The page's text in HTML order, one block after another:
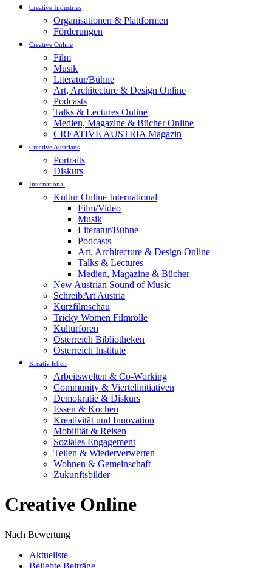
Creative Industries
Organisationen & Plattformen
Förderungen
Creative Online
Film
Musik
Literatur/Bühne
Art, Architecture & Design Online
Podcasts
Talks & Lectures Online
Medien, Magazine & Bücher Online
CREATIVE AUSTRIA Magazin
Creative Austrians
Portraits
Diskurs
International
Kultur Online International
Film/Video
Musik
Literatur/Bühne
Podcasts
Art, Architecture & Design Online
Talks & Lectures
Medien, Magazine & Bücher
New Austrian Sound of Music
SchreibArt Austria
Kurzfilmschau
Tricky Women Filmrolle
Kulturforen
Österreich Bibliotheken
Österreich Institute
Kreativ leben
Arbeitswelten & Co-Working
Community & Viertelinitiativen
Demokratie & Diskurs
Essen & Kochen
Kreativität und Innovation
Mobilität & Reisen
Soziales Engagement
Teilen & Wiederverwerten
Wohnen & Gemeinschaft
Zukunftsbilder
Creative Online
Nach Bewertung
Aktuellste
Beliebte Beiträge